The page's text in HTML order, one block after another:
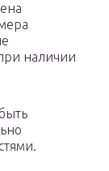
наличии